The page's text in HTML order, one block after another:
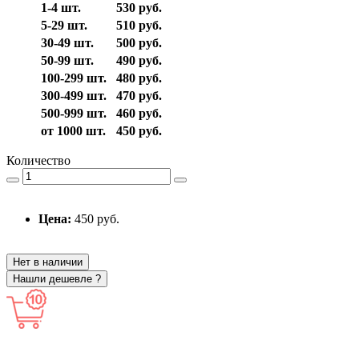
1-4 шт.
530 руб.
5-29 шт.
510 руб.
30-49 шт.
500 руб.
50-99 шт.
490 руб.
100-299 шт.
480 руб.
300-499 шт.
470 руб.
500-999 шт.
460 руб.
от 1000 шт.
450 руб.
Количество
Цена: 450 руб.
Нет в наличии
Нашли дешевле ?